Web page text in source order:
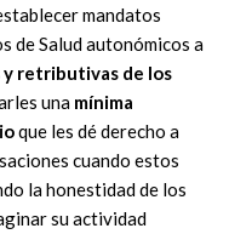
mandatos
de Salud autonómicos a
y retributivas de los
una mínima
que les dé derecho a
cuando estos
la honestidad de los
su actividad